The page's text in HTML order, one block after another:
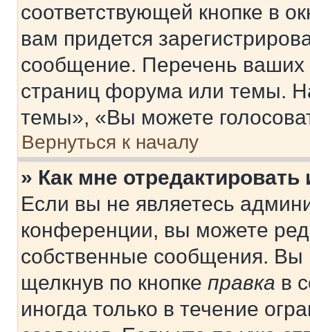
соответствующей кнопке в
вам придется
сообщение. Перечень ваших
страниц форума или темы.
темы», «Вы можете
Вернуться к началу
» Как мне
Если вы не являетесь
конференции, вы можете
собственные сообщения. Вы
щелкнув по кнопке правка в
иногда только в течение